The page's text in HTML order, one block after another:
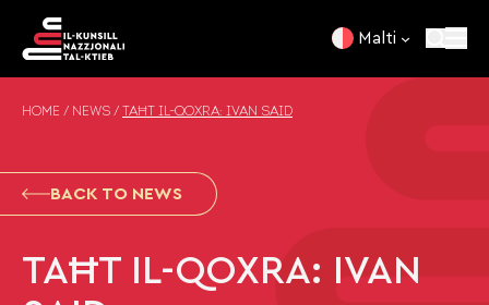
Malti
HOME / NEWS / TAĦT IL-QOXRA: IVAN SAID
BACK TO NEWS
TAĦT IL-QOXRA: IVAN